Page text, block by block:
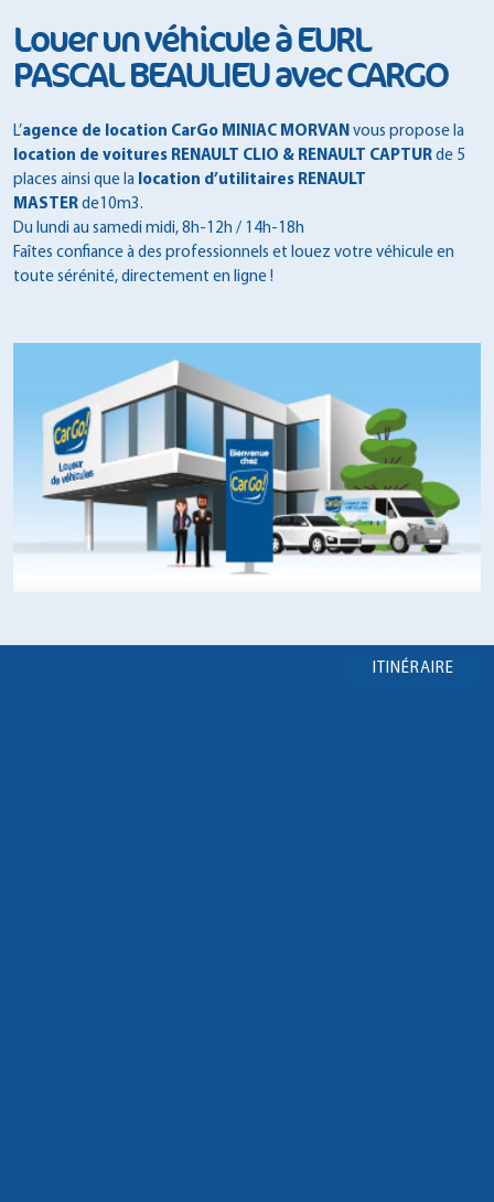
Louer un véhicule à EURL
PASCAL BEAULIEU avec CARGO
L’agence de location CarGo MINIAC MORVAN vous propose la
location de voitures RENAULT CLIO & RENAULT CAPTUR de 5
places ainsi que la location d’utilitaires RENAULT
MASTER de10m3.
Du lundi au samedi midi, 8h-12h / 14h-18h
Faîtes confiance à des professionnels et louez votre véhicule en
toute sérénité, directement en ligne !
ITINÉRAIRE